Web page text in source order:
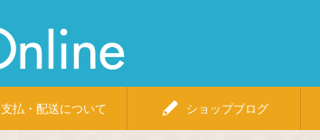
支払・配送について ショップブログ